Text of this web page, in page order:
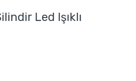
Led Işıklı